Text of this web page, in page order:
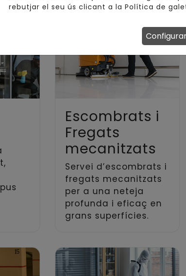
Escombrats i
Fregats
mecanitzats
Servei d’escombrats i
fregats mecanitzats
per a una neteja
profunda i eficaç en
grans superfícies.
rebutjar el seu ús clicant a laPolítica de